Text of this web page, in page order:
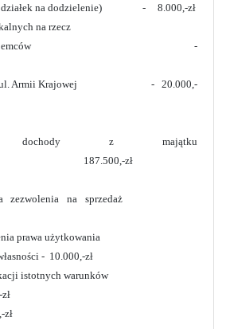
działek na dodzielenie) - 8.000,-zł
na rzecz
najemców -
przy ul. Armii Krajowej - 20.000,-
z majątku
zł
na sprzedaż
prawa użytkowania
- 10.000,-zł
istotnych warunków